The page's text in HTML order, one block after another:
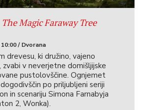
The Magic Faraway Tree
/ Dvorana
drevesu, ki družino, vajeno
v neverjetne domišljijske
pustolovščine. Ognjemet
po priljubljeni seriji
in scenariju Simona Farnabyja
2, Wonka).